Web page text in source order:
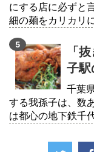
にする店に必ずと
細の麺をカリカリ
「
子駅
千葉
する我孫子は、数
は都心の地下鉄千